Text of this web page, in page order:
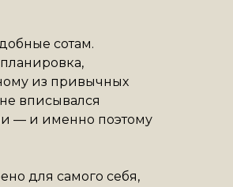
сотам.
из привычных
вписывался
— и именно поэтому
для самого себя,